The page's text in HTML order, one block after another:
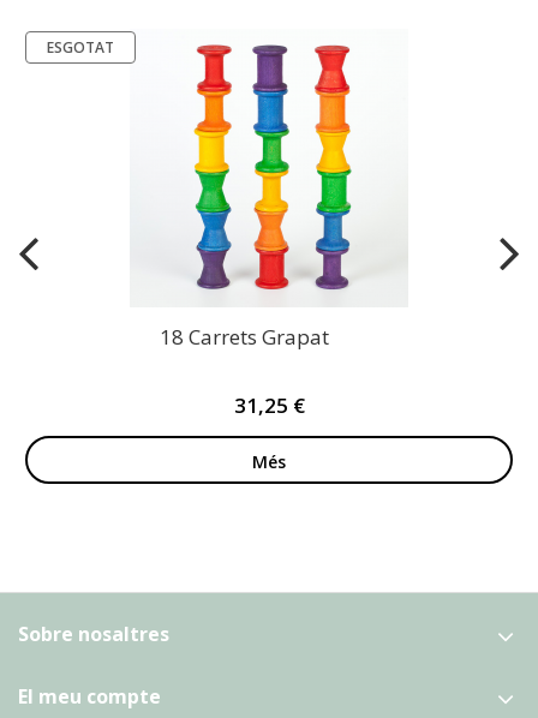
ESGOTAT
18 Carrets Grapat
31,25 €
Més
Sobre nosaltres
El meu compte